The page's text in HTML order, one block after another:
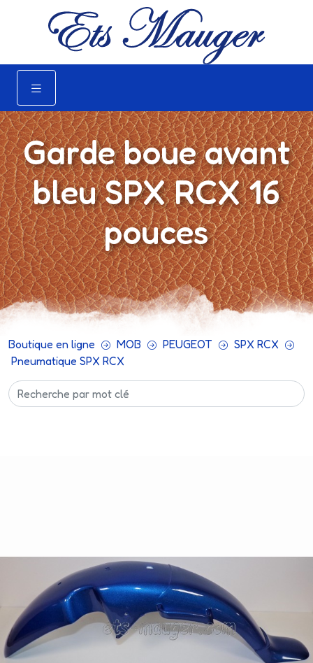
Garde boue avant
bleu SPX RCX 16
pouces
Boutique en ligne MOB PEUGEOT
SPX RCX
Pneumatique SPX RCX